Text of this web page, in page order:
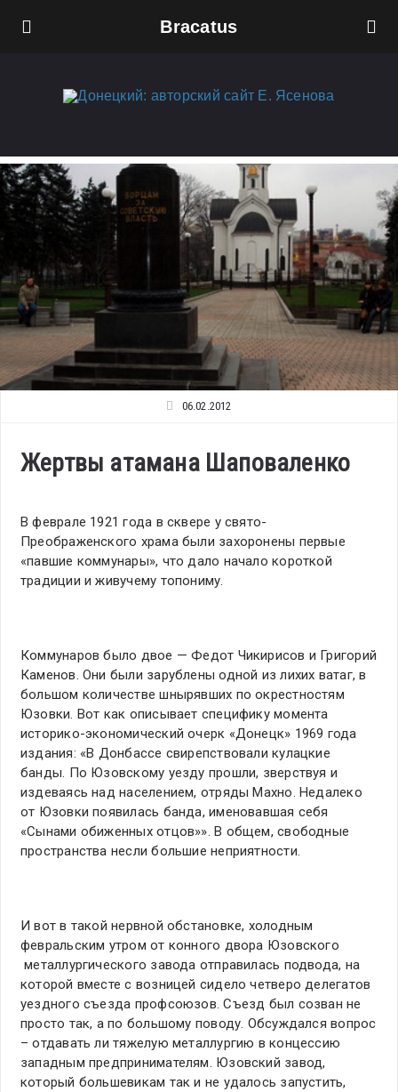
Bracatus
06.02.2012
Жертвы атамана Шаповаленко
В феврале 1921 года в сквере у свято-
Преображенского храма были захоронены первые
«павшие коммунары», что дало начало короткой
традиции и живучему топониму.
Коммунаров было двое — Федот Чикирисов и Григорий
Каменов. Они были зарублены одной из лихих ватаг, в
большом количестве шнырявших по окрестностям
Юзовки. Вот как описывает специфику момента
историко-экономический очерк «Донецк» 1969 года
издания: «В Донбассе свирепствовали кулацкие
банды. По Юзовскому уезду прошли, зверствуя и
издеваясь над населением, отряды Махно. Недалеко
от Юзовки появилась банда, именовавшая себя
«Сынами обиженных отцов»». В общем, свободные
пространства несли большие неприятности.
И вот в такой нервной обстановке, холодным
февральским утром от конного двора Юзовского
металлургического завода отправилась подвода, на
которой вместе с возницей сидело четверо делегатов
уездного съезда профсоюзов. Съезд был созван не
просто так, а по большому поводу. Обсуждался вопрос
– отдавать ли тяжелую металлургию в концессию
западным предпринимателям. Юзовский завод,
который большевикам так и не удалось запустить,